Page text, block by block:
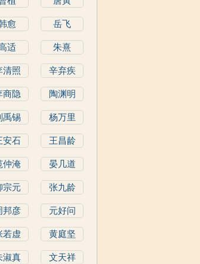
愈 岳飞
适 朱熹
清照 辛弃疾
商隐 陶渊明
禹锡 杨万里
安石 王昌龄
仲淹 晏几道
宗元 张九龄
邦彦 元好问
若虚 黄庭坚
淑真 文天祥